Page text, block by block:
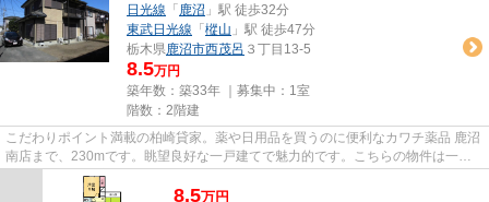
日光線 「 鹿沼 」駅 徒歩32分
東武日光線 「 樅山 」駅 徒歩47分
栃木県鹿沼市西茂呂 ３丁目13-5
8.5万円
築年数：築33年 ｜募集中： 1室
階数：2階建
こだわりポイント満載の柏崎貸家。薬や日用品を買うのに便利なカワチ薬品 鹿沼
南店まで、230mです。眺望良好な一戸建てで魅力的です。こちらの物件は一戸
建てです。不動産のマスダでは...
8.5万円